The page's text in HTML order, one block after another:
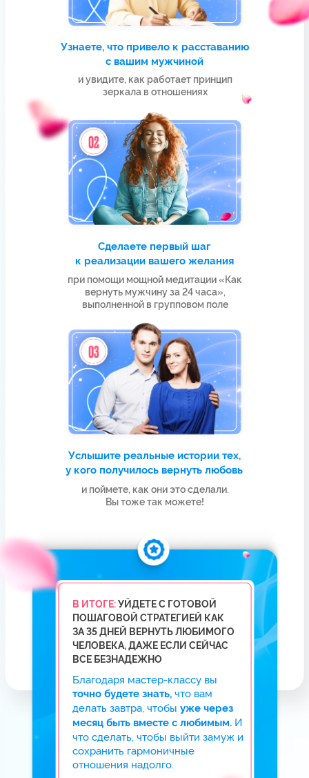
Я С ВАМИ!
МЕТОДИКА, КОТОРУЮ ВЫ
ПОЛУЧИТЕ,УНИКАЛЬНА
В ее основе лежат20-летние
исследования и наработки Елизаветы
Волковой, передовые методы работы
с подсознанием и управления
реальностью при помощи силы мысли
Вернуть мужчину и начать все заново…
Выйти замуж за любимого человека…
и стать счастливой…
Посмотрите 2-минутное видео
и узнайте, что сделать, чтобы мужчина
САМ захотел быть с вами
ИДУ НА МАСТЕР-КЛАСС
“
Все это стало возможным
благодаря методу, которым
мастер-классе «Как вернуть
любимого мужчину за 35 дней»
БОНУСЫ ДЛЯ ТЕХ,КТО БУДЕТ
ДО КОНЦА МАСТЕР-КЛАССА
СВОД ПРАВИЛ
«Как отпустить мужчину так,
чтобы он вернулся САМ
с признаниями в любви»
Забирайте правила, чтобы стать
той женщиной, ради которой
мужчина готов на все.